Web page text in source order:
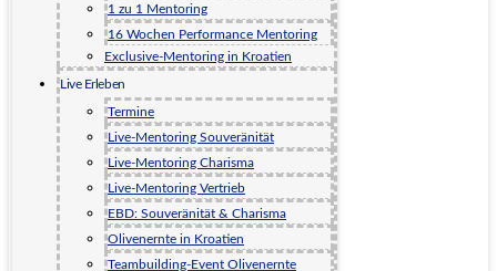
1 zu 1 Mentoring
16 Wochen Performance Mentoring
Exclusive-Mentoring in Kroatien
Live Erleben
Termine
Live-Mentoring Souveränität
Live-Mentoring Charisma
Live-Mentoring Vertrieb
EBD: Souveränität & Charisma
Olivenernte in Kroatien
Teambuilding-Event Olivenernte